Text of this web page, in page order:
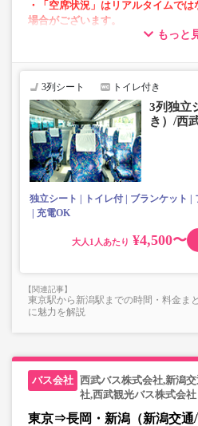
・「空席状況」はリアルタイムで
場合がございます。
・車両は予告なく変更となる場合が
じめご了承ください。
・3列シートでゆったり快適なバ
・フリーWi-Fiが利用可能。※車
・車内トイレ完備で長旅でも安
す。
・座席にコンセント・USB設備
・車内は常時換気し、清掃・除
もっと
3列シート トイレ付き
3列独立
き）/西
独立シート トイレ付 ブランケット
充電OK
大人 ¥4,500〜
東京駅から新潟駅までの時間・料金ま
に魅力を解説
西武バス株式会社,新潟
社,西武観光バス株式会社
東京⇒長岡・新潟（新潟交通/